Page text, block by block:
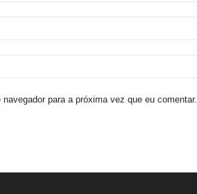
para a próxima vez que eu comentar.